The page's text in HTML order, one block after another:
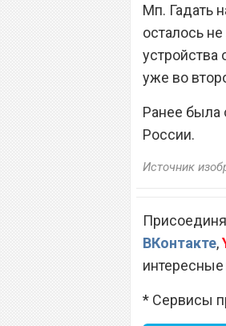
Мп. Гадать
осталось
устройства
уже во
Ранее была
России.
Источник
ВКонтакте,
* Сервисы